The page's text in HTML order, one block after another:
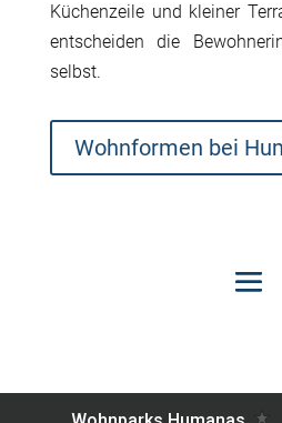
Küchenzeile und kleiner
entscheiden die
selbst.
Wohnformen bei